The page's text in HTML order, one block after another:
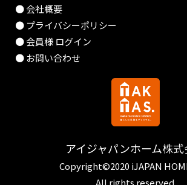
● 会社概要
● プライバシーポリシー
● 会員様 ログイン
● お問い合わせ
アイジャパンホーム株式
Copyright©2020 iJAPAN
All rights reserved.